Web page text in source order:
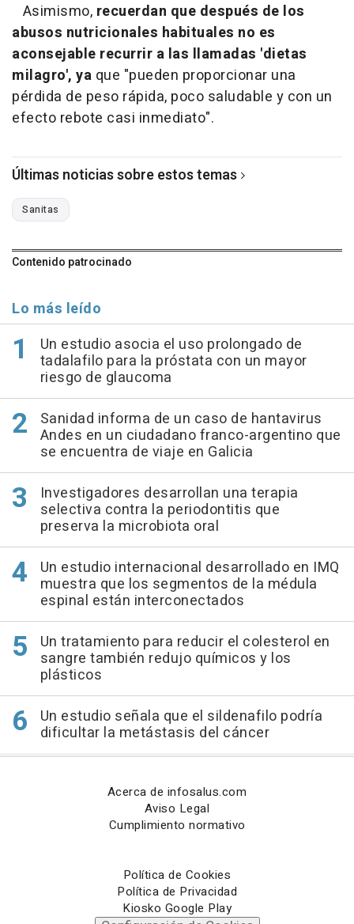
Asimismo, recuerdan que después de los
abusos nutricionales habituales no es
aconsejable recurrir a las llamadas 'dietas
milagro', ya que "pueden proporcionar una
pérdida de peso rápida, poco saludable y con un
efecto rebote casi inmediato".
Últimas noticias sobre estos temas
Sanitas
Contenido patrocinado
Lo más leído
Un estudio asocia el uso prolongado de
tadalafilo para la próstata con un mayor
riesgo de glaucoma
Sanidad informa de un caso de hantavirus
Andes en un ciudadano franco-argentino que
se encuentra de viaje en Galicia
Investigadores desarrollan una terapia
selectiva contra la periodontitis que
preserva la microbiota oral
Un estudio internacional desarrollado en IMQ
muestra que los segmentos de la médula
espinal están interconectados
Un tratamiento para reducir el colesterol en
sangre también redujo químicos y los
plásticos
Un estudio señala que el sildenafilo podría
dificultar la metástasis del cáncer
Acerca de infosalus.com
Aviso Legal
Cumplimiento normativo
Política de Cookies
Política de Privacidad
Kiosko Google Play